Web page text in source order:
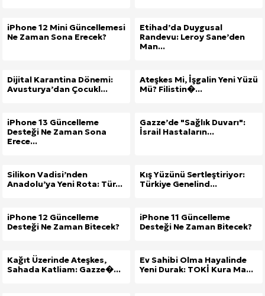
iPhone 12 Mini Güncellemesi
Ne Zaman Sona Erecek?
Etihad’da Duygusal
Randevu: Leroy Sane’den
Man...
Dijital Karantina Dönemi:
Avusturya’dan Çocukl...
Ateşkes Mi, İşgalin Yeni Yüzü
Mü? Filistin�...
iPhone 13 Güncelleme
Desteği Ne Zaman Sona
Erece...
Gazze’de "Sağlık Duvarı":
İsrail Hastaların...
Silikon Vadisi’nden
Anadolu’ya Yeni Rota: Tür...
Kış Yüzünü Sertleştiriyor:
Türkiye Genelind...
iPhone 12 Güncelleme
Desteği Ne Zaman Bitecek?
iPhone 11 Güncelleme
Desteği Ne Zaman Bitecek?
Kağıt Üzerinde Ateşkes,
Sahada Katliam: Gazze�...
Ev Sahibi Olma Hayalinde
Yeni Durak: TOKİ Kura Ma...